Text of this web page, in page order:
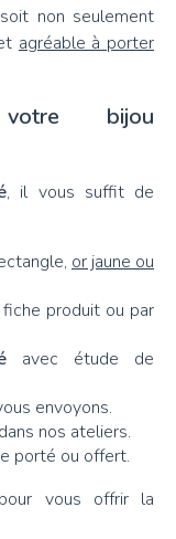
non seulement
agréable à porter
votre bijou
, il vous suffit de
or jaune ou
produit ou par
avec étude de
envoyons.
dans nos ateliers.
porté ou offert.
vous offrir la